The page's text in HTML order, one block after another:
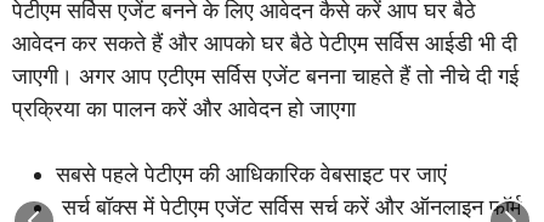
पेटीएम सर्विस एजेंट बनने के लिए आवेदन कैसे करें आप घर बैठे
आवेदन कर सकते हैं और आपको घर बैठे पेटीएम सर्विस आईडी भी दी
जाएगी। अगर आप एटीएम सर्विस एजेंट बनना चाहते हैं तो नीचे दी गई
प्रक्रिया का पालन करें और आवेदन हो जाएगा
सबसे पहले पेटीएम की आधिकारिक वेबसाइट पर जाएं
सर्च बॉक्स में पेटीएम एजेंट सर्विस सर्च करें और ऑनलाइन फॉर्म